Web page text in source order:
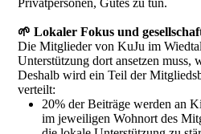
🌱 Lokaler Fokus und
Die Mitglieder von KuJu im
Unterstützung dort ansetzen muss,
Deshalb wird ein Teil der
verteilt:
20% der Beiträge werden an
im jeweiligen Wohnort des